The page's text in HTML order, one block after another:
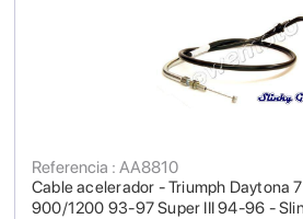
Cable acelerador - Triumph Daytona
900/1200 93-97 Super III 94-96 -
Referencia : AA8810